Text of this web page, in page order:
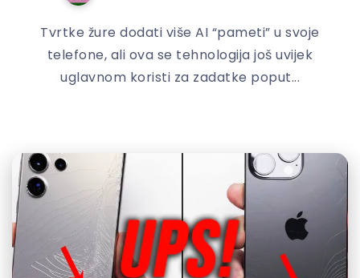
Tvrtke žure dodati više AI “pameti” u svoje
telefone, ali ova se tehnologija još uvijek
uglavnom koristi za zadatke poput...